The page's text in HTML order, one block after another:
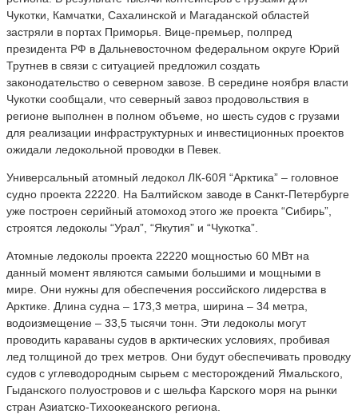
Чукотки, Камчатки, Сахалинской и Магаданской областей
застряли в портах Приморья. Вице-премьер, полпред
президента РФ в Дальневосточном федеральном округе Юрий
Трутнев в связи с ситуацией предложил создать
законодательство о северном завозе. В середине ноября власти
Чукотки сообщали, что северный завоз продовольствия в
регионе выполнен в полном объеме, но шесть судов с грузами
для реализации инфраструктурных и инвестиционных проектов
ожидали ледокольной проводки в Певек.
Универсальный атомный ледокол ЛК-60Я “Арктика” – головное
судно проекта 22220. На Балтийском заводе в Санкт-Петербурге
уже построен серийный атомоход этого же проекта “Сибирь”,
строятся ледоколы “Урал”, “Якутия” и “Чукотка”.
Атомные ледоколы проекта 22220 мощностью 60 МВт на
данный момент являются самыми большими и мощными в
мире. Они нужны для обеспечения российского лидерства в
Арктике. Длина судна – 173,3 метра, ширина – 34 метра,
водоизмещение – 33,5 тысячи тонн. Эти ледоколы могут
проводить караваны судов в арктических условиях, пробивая
лед толщиной до трех метров. Они будут обеспечивать проводку
судов с углеводородным сырьем с месторождений Ямальского,
Гыданского полуостровов и с шельфа Карского моря на рынки
стран Азиатско-Тихоокеанского региона.